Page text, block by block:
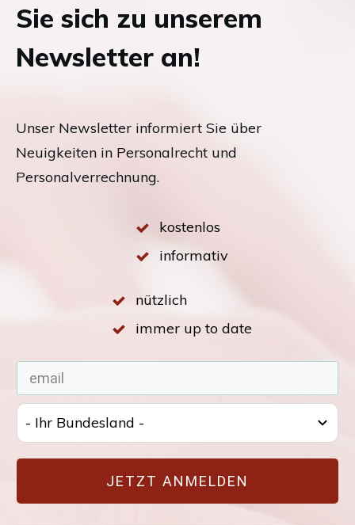
Sie sich zu unserem
Newsletter an!
Unser Newsletter informiert Sie über
Neuigkeiten in Personalrecht und
Personalverrechnung.
kostenlos
informativ
nützlich
immer up to date
- Ihr Bundesland -
JETZT ANMELDEN